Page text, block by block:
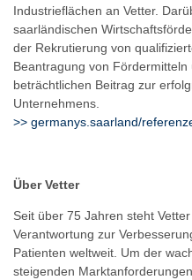
Industrieflächen an Vetter.
saarländischen
der Rekrutierung von
Beantragung von
beträchtlichen Beitrag zur
Unternehmens.
>> germanys.saarland/
Über Vetter
Seit über 75 Jahren steht
Verantwortung zur
Patienten weltweit. Um der
steigenden